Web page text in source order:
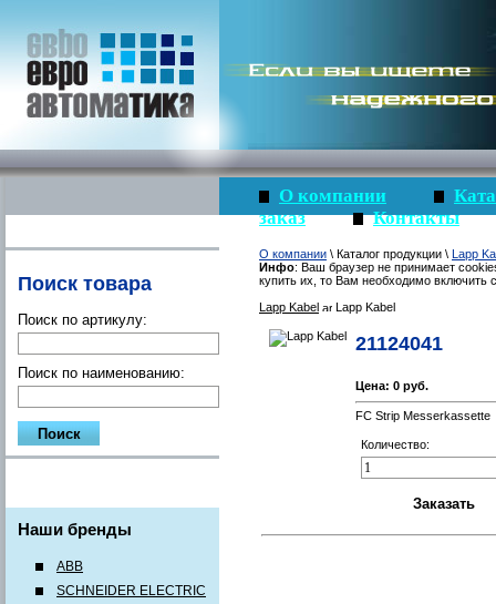
Поиск товара
Поиск по артикулу:
Поиск по наименованию:
Наши бренды
ABB
SCHNEIDER ELECTRIC
О компании
заказ
Контакты
О компании \ Каталог продукции \ Lapp
Инфо: Ваш браузер не принимает
купить их, то Вам необходимо включить
Lapp Kabel
Lapp Kabel
21124041
Цена: 0 руб.
FC Strip Messerkassette
Количество: